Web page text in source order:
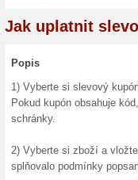
Ahifi.cz
užívá